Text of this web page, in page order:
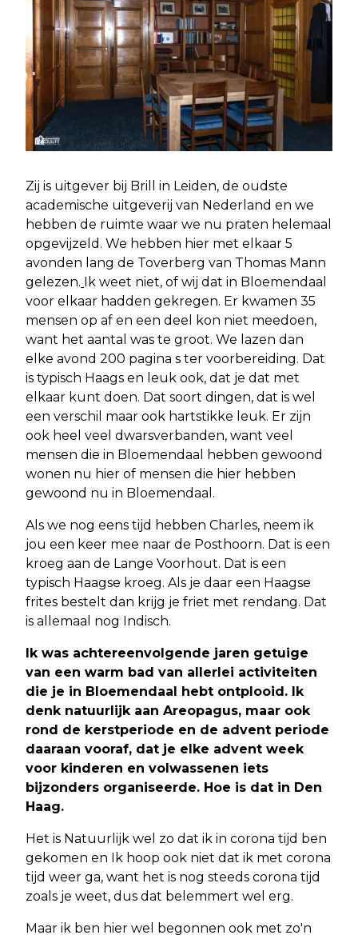
Zij is uitgever bij Brill in Leiden, de oudste
academische uitgeverij van Nederland en we
hebben de ruimte waar we nu praten helemaal
opgevijzeld. We hebben hier met elkaar 5
avonden lang de Toverberg van Thomas Mann
gelezen.
Ik weet niet, of wij dat in Bloemendaal
voor elkaar hadden gekregen. Er kwamen 35
mensen op af en een deel kon niet meedoen,
want het aantal was te groot. We lazen dan
elke avond 200 pagina s ter voorbereiding. Dat
is typisch Haags en leuk ook, dat je dat met
elkaar kunt doen. Dat soort dingen, dat is wel
een verschil maar ook hartstikke leuk. Er zijn
ook heel veel dwarsverbanden, want veel
mensen die in Bloemendaal hebben gewoond
wonen nu hier of mensen die hier hebben
gewoond nu in Bloemendaal.
Als we nog eens tijd hebben Charles, neem ik
jou een keer mee naar de Posthoorn. Dat is een
kroeg aan de Lange Voorhout. Dat is een
typisch Haagse kroeg. Als je daar een Haagse
frites bestelt dan krijg je friet met rendang. Dat
is allemaal nog Indisch.
Ik was achtereenvolgende jaren getuige
van een warm bad van allerlei activiteiten
die je in Bloemendaal hebt ontplooid. Ik
denk natuurlijk aan Areopagus, maar ook
rond de kerstperiode en de advent periode
daaraan vooraf, dat je elke advent week
voor kinderen en volwassenen iets
bijzonders organiseerde. Hoe is dat in Den
Haag.
Het is Natuurlijk wel zo dat ik in corona tijd ben
gekomen en Ik hoop ook niet dat ik met corona
tijd weer ga, want het is nog steeds corona tijd
zoals je weet, dus dat belemmert wel erg.
Maar ik ben hier wel begonnen ook met zo'n